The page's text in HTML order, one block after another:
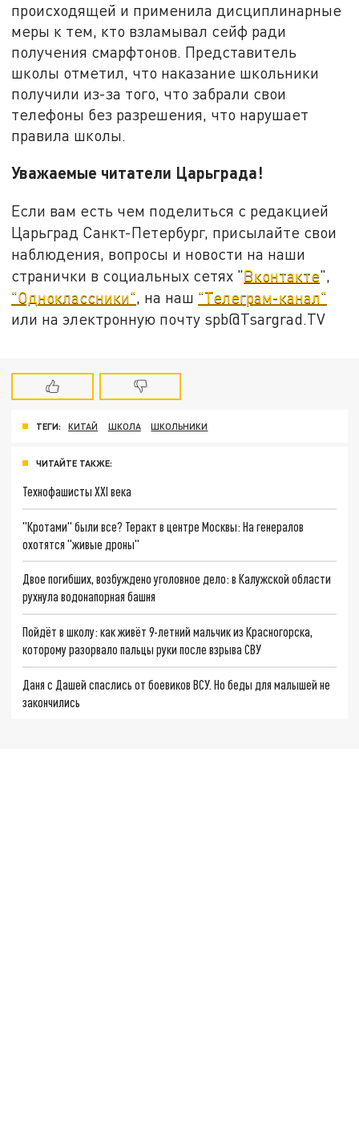
происходящей и применила дисциплинарные
меры к тем, кто взламывал сейф ради
получения смарфтонов. Представитель
школы отметил, что наказание школьники
получили из-за того, что забрали свои
телефоны без разрешения, что нарушает
правила школы.
Уважаемые читатели Царьграда!
Если вам есть чем поделиться с редакцией
Царьград Санкт-Петербург, присылайте свои
наблюдения, вопросы и новости на наши
странички в социальных сетях "Вконтакте",
"Одноклассники" , на наш "Телеграм-канал"
или на электронную почту spb@Tsargrad.TV
ТЕГИ: КИТАЙ ШКОЛА ШКОЛЬНИКИ
ЧИТАЙТЕ ТАКЖЕ:
Технофашисты XXI века
"Кротами" были все? Теракт в центре Москвы: На генералов
охотятся "живые дроны"
Двое погибших, возбуждено уголовное дело: в Калужской области
рухнула водонапорная башня
Пойдёт в школу: как живёт 9-летний мальчик из Красногорска,
которому разорвало пальцы руки после взрыва СВУ
Даня с Дашей спаслись от боевиков ВСУ. Но беды для малышей не
закончились